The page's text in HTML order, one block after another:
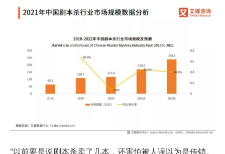
“以前要是说剧本杀卖了几本，还害怕被人误以为是传销。